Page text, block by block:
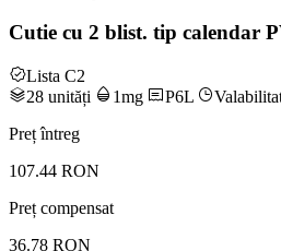
Cutie cu 2 blist. tip calendar
Lista C2
28 unități
1mg P6L
Preț întreg
107.44 RON
Preț compensat
36.78 RON